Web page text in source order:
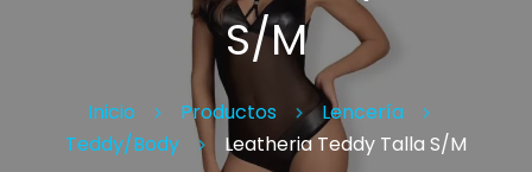
S/M
Inicio Productos
Lencería
Teddy/Body
Leatheria Teddy Talla S/M